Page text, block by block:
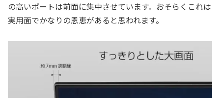
の高いポートは前面に集中させています。おそらくこれは
実用面でかなりの恩恵があると思われます。